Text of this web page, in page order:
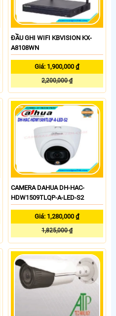
ĐẦU GHI WIFI KBVISION KX-
A8108WN
Giá: 1,900,000 ₫
2,200,000 ₫
CAMERA DAHUA DH-HAC-
HDW1509TLQP-A-LED-S2
Giá: 1,280,000 ₫
1,825,000 ₫